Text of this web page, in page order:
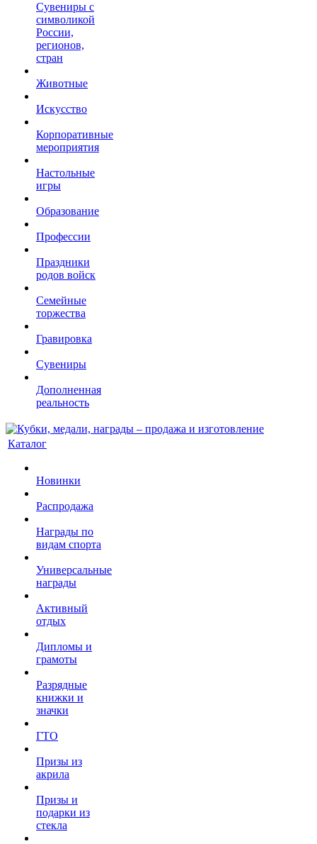
Сувениры с
символикой
России,
регионов,
стран
Животные
Искусство
Корпоративные
мероприятия
Настольные
игры
Образование
Профессии
Праздники
родов войск
Семейные
торжества
Гравировка
Сувениры
Дополненная
реальность
Каталог
Новинки
Распродажа
Награды по
видам спорта
Универсальные
награды
Активный
отдых
Дипломы и
грамоты
Разрядные
книжки и
значки
ГТО
Призы из
акрила
Призы и
подарки из
стекла